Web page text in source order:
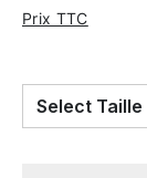
Prix TTC